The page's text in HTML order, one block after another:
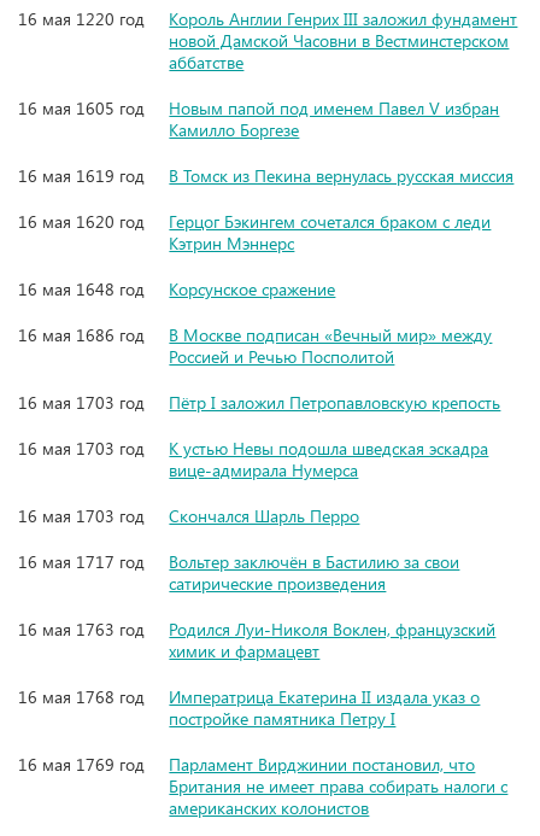
16 мая 1220 год
Король Англии Генрих III заложил фундамент
новой Дамской Часовни в Вестминстерском
аббатстве
16 мая 1605 год
Новым папой под именем Павел V избран
Камилло Боргезе
16 мая 1619 год
В Томск из Пекина вернулась русская миссия
16 мая 1620 год
Герцог Бэкингем сочетался браком с леди
Кэтрин Мэннерс
16 мая 1648 год
Корсунское сражение
16 мая 1686 год
В Москве подписан «Вечный мир» между
Россией и Речью Посполитой
16 мая 1703 год
Пётр I заложил Петропавловскую крепость
16 мая 1703 год
К устью Невы подошла шведская эскадра
вице-адмирала Нумерса
16 мая 1703 год
Cкончался Шарль Перро
16 мая 1717 год
Вольтер заключён в Бастилию за свои
сатирические произведения
16 мая 1763 год
Родился Луи-Николя Воклен, французский
химик и фармацевт
16 мая 1768 год
Императрица Екатерина II издала указ о
постройке памятника Петру I
16 мая 1769 год
Парламент Вирджинии постановил, что
Британия не имеет права собирать налоги с
американских колонистов